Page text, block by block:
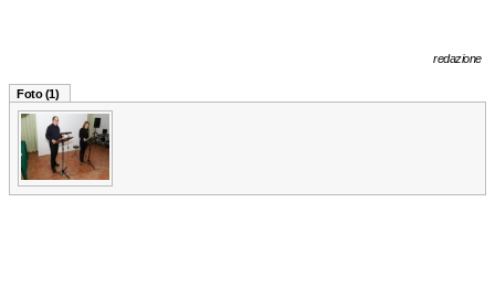
redazione
Foto (1)